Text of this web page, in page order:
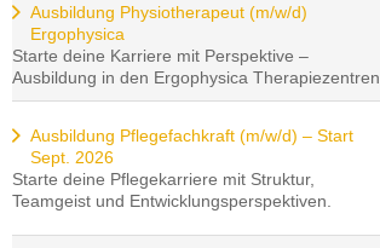
Ausbildung Physiotherapeut (m/w/d)
Ergophysica
Starte deine Karriere mit Perspektive –
Ausbildung in den Ergophysica Therapiezentren.
Ausbildung Pflegefachkraft (m/w/d) – Start
Sept. 2026
Starte deine Pflegekarriere mit Struktur,
Teamgeist und Entwicklungsperspektiven.